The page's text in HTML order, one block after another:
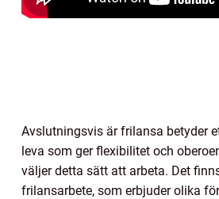
Avslutningsvis är frilansa betyder
leva som ger flexibilitet och
väljer detta sätt att arbeta. Det
frilansarbete, som erbjuder olika